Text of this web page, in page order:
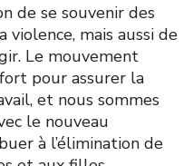
de se souvenir des
violence, mais aussi de
Le mouvement
pour assurer la
et nous sommes
le nouveau
à l’élimination de